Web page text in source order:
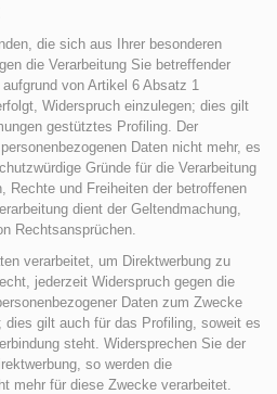
die sich aus Ihrer besonderen
die Verarbeitung Sie betreffender
von Artikel 6 Absatz 1
Widerspruch einzulegen; dies gilt
gestütztes Profiling. Der
Daten nicht mehr, es
Gründe für die Verarbeitung
Rechte und Freiheiten der betroffenen
dient der Geltendmachung,
Rechtsansprüchen.
verarbeitet, um Direktwerbung zu
jederzeit Widerspruch gegen die
Daten zum Zwecke
dies gilt auch für das Profiling, soweit es
steht. Widersprechen Sie der
so werden die
mehr für diese Zwecke verarbeitet.